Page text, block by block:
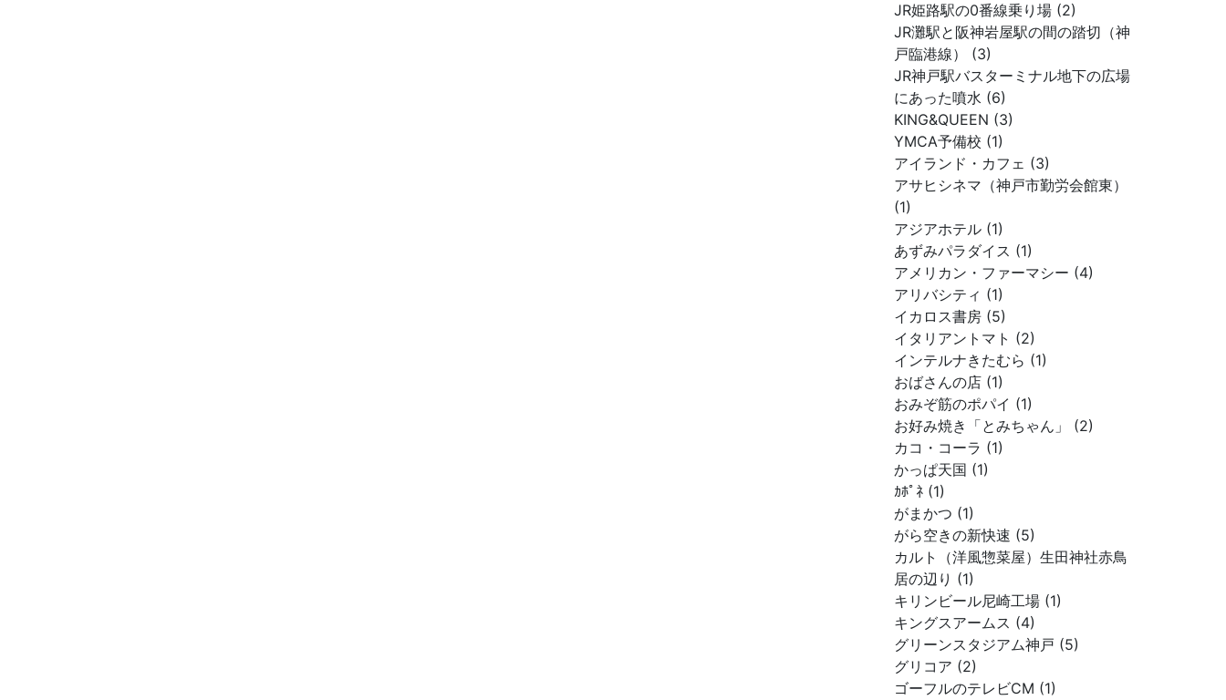
JR姫路駅の0番線乗り場 (2)
JR灘駅と阪神岩屋駅の間の踏切（神
戸臨港線） (3)
JR神戸駅バスターミナル地下の広場
にあった噴水 (6)
KING&QUEEN (3)
YMCA予備校 (1)
アイランド・カフェ (3)
アサヒシネマ（神戸市勤労会館東）
(1)
アジアホテル (1)
あずみパラダイス (1)
アメリカン・ファーマシー (4)
アリバシティ (1)
イカロス書房 (5)
イタリアントマト (2)
インテルナきたむら (1)
おばさんの店 (1)
おみぞ筋のポパイ (1)
お好み焼き「とみちゃん」 (2)
カコ・コーラ (1)
かっぱ天国 (1)
ｶﾎﾟﾈ (1)
がまかつ (1)
がら空きの新快速 (5)
カルト（洋風惣菜屋）生田神社赤鳥
居の辺り (1)
キリンビール尼崎工場 (1)
キングスアームス (4)
グリーンスタジアム神戸 (5)
グリコア (2)
ゴーフルのテレビCM (1)